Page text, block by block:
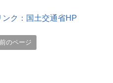
ンク：国土交通省HP
前のページ